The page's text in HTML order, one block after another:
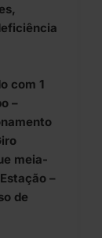
com 1
–
meia-
–
de